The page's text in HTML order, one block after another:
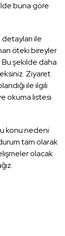
buna göre
ile
öteki bireyler
şekilde daha
Ziyaret
ile ilgili
okuma listesi
konu nedeni
tam olarak
olacak